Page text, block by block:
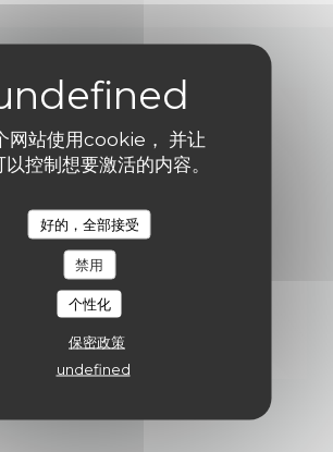
网站使用cookie， 并让
以控制想要激活的内容。
好的，全部接受
禁用
个性化
保密政策
undefined